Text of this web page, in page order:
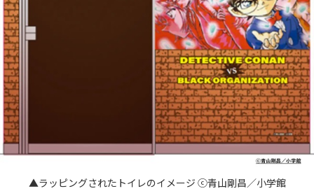
▲ラッピングされたトイレのイメージ ⓒ青山剛昌／小学館